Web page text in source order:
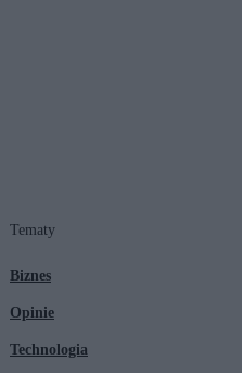
Tematy
Biznes
Opinie
Technologia